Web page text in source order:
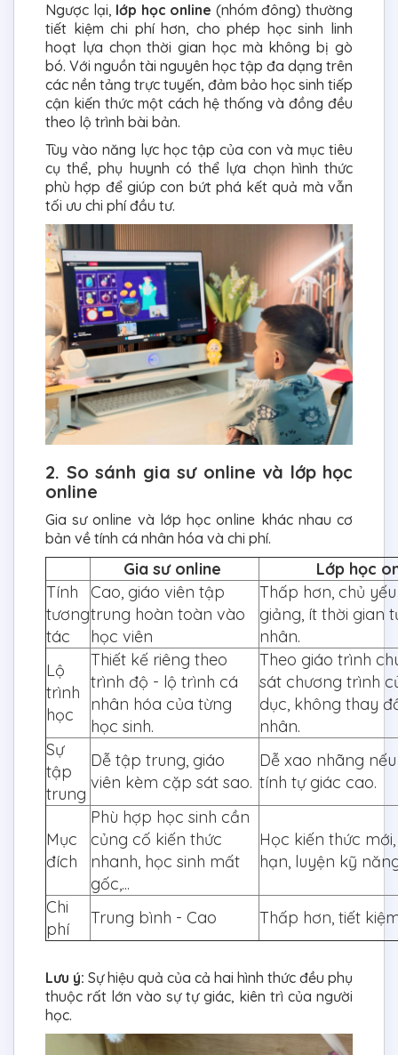
Ngược lại, lớp học online (nhóm đông) thường
tiết kiệm chi phí hơn, cho phép học sinh linh
hoạt lựa chọn thời gian học mà không bị gò
bó. Với nguồn tài nguyên học tập đa dạng trên
các nền tảng trực tuyến, đảm bảo học sinh tiếp
cận kiến thức một cách hệ thống và đồng đều
theo lộ trình bài bản.
Tùy vào năng lực học tập của con và mục tiêu
cụ thể, phụ huynh có thể lựa chọn hình thức
phù hợp để giúp con bứt phá kết quả mà vẫn
tối ưu chi phí đầu tư.
2. So sánh gia sư online và lớp học
online
Gia sư online và lớp học online khác nhau cơ
bản về tính cá nhân hóa và chi phí.
Gia sư online
Lớp học
Tính
tương
tác
Cao, giáo viên tập
trung hoàn toàn vào
học viên
Thấp hơn, chủ
giảng, ít thời gian
nhân.
Lộ
trình
học
Thiết kế riêng theo
trình độ - lộ trình cá
nhân hóa của từng
học sinh.
Theo giáo trình
sát chương trình
dục, không thay
nhân.
Sự
tập
trung
Dễ tập trung, giáo
viên kèm cặp sát sao.
Dễ xao nhãng
tính tự giác cao.
Mục
đích
Phù hợp học sinh cần
củng cố kiến thức
nhanh, học sinh mất
gốc,...
Học kiến thức
hạn, luyện kỹ
Chi
phí
Trung bình - Cao Thấp hơn, tiết
Lưu ý: Sự hiệu quả của cả hai hình thức đều phụ
thuộc rất lớn vào sự tự giác, kiên trì của người
học.